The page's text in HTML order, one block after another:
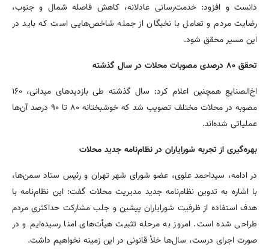
دانست و افزود: خدمت‌رسانی عادلانه، کاهش فاصله شمال و جنوب،
رضایت مردم و تعامل با نخبگان از جمله شاخص‌هایی است که باید در
این مسیر محقق شود.
تحقق ۸۰ درصدی مصوبات محلات در سال گذشته
اخ‌الصنایع همچنین اعلام کرد: سال گذشته طی بازدیدهای میدانی، ۱۶۰
مصوبه در محلات مختلف تصویب شد که خوشبختانه ۸۰ تا ۹۰ درصد آن‌ها
عملیاتی شده‌اند.
بهره‌گیری از تجربه شورایاران در نظام‌نامه جدید محلات
در ادامه، سیداحمد علوی، عضو شورای شهر تهران و رئیس ستاد سمن‌ها،
با اشاره به تدوین نظام‌نامه جدید مدیریت محلات گفت: این نظام‌نامه با
هدف استفاده از ظرفیت شورایاران پیشین و جلب مشارکت حداکثری مردم
طراحی شده است. امروز به مرحله تثبیت هیأت‌های امنا رسیده‌ایم و در
صورت اجرای درست، سال‌ها خلأ قانونی در این زمینه نخواهیم داشت.